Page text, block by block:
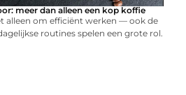
meer dan alleen een kop koffie
alleen om efficiënt werken — ook de
routines spelen een grote rol.